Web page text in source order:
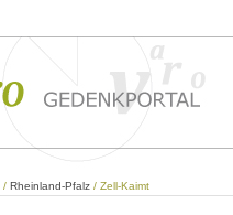
/ Rheinland-Pfalz / Zell-Kaimt